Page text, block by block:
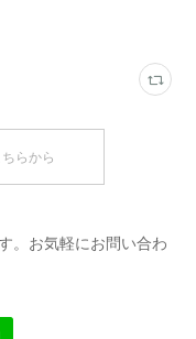
らから
。お気軽にお問い合わ